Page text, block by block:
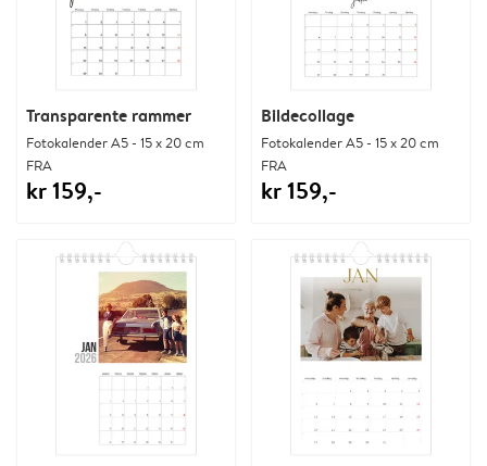
Transparente rammer
Fotokalender A5 - 15 x 20 cm
FRA
kr 159,-
Bildecollage
Fotokalender A5 - 15 x 20 cm
FRA
kr 159,-